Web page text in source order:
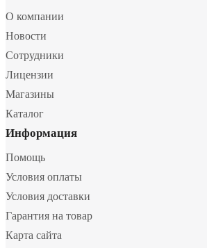
О компании
Новости
Сотрудники
Лицензии
Магазины
Каталог
Информация
Помощь
Условия оплаты
Условия доставки
Гарантия на товар
Карта сайта